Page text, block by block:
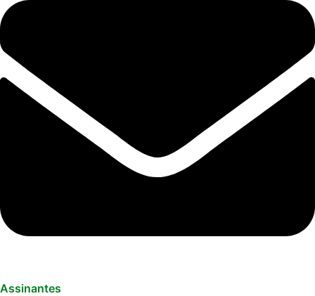
Assinantes